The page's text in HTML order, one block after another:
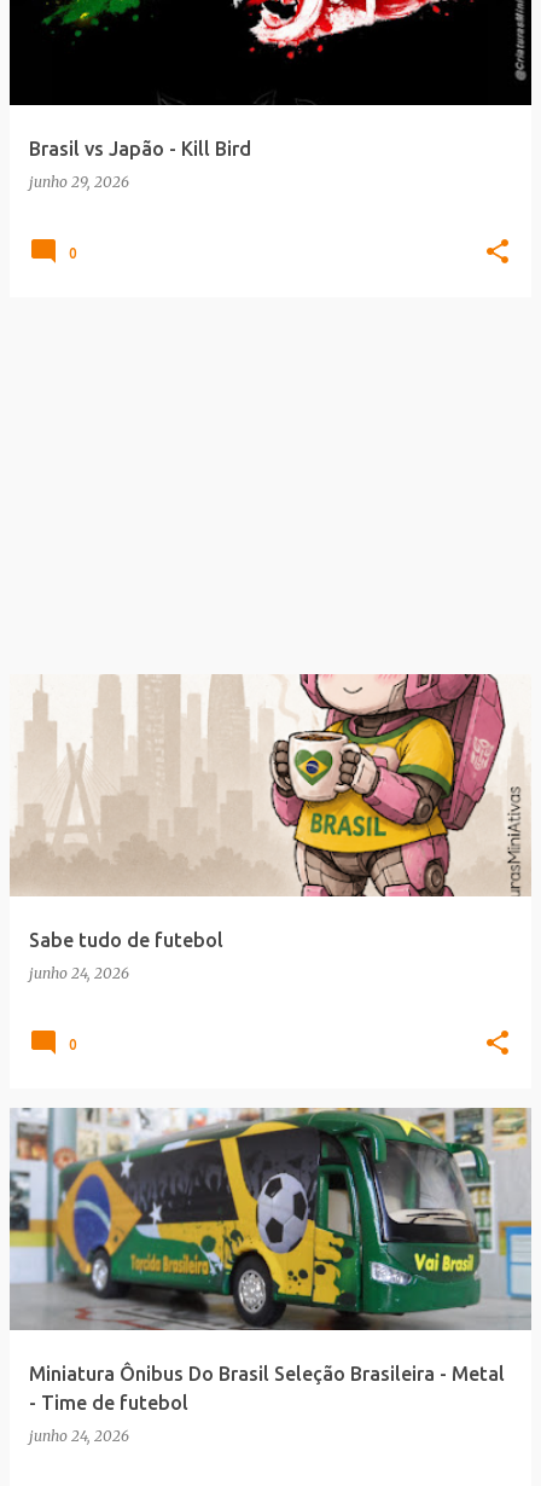
Brasil vs Japão - Kill Bird
junho 29, 2026
0
Sabe tudo de futebol
junho 24, 2026
0
Miniatura Ônibus Do Brasil Seleção Brasileira - Metal
- Time de futebol
junho 24, 2026